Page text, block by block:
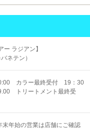
ラジアン】
ネテン）
カラー最終受付 19：30
トリートメント最終受
年始の営業は店舗にご確認